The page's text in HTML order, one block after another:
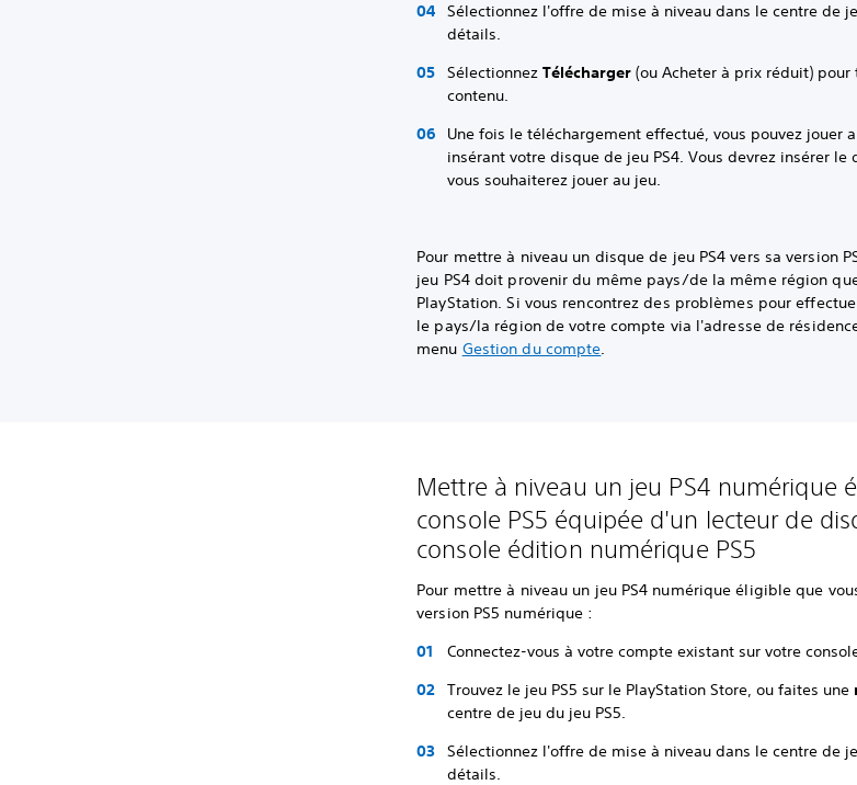
Sélectionnez l'offre de mise à niveau dans le centre de
détails.
SélectionnezTélécharger (ou Acheter à prix réduit)
contenu.
Une fois le téléchargement effectué, vous pouvez jouer
insérant votre disque de jeu PS4. Vous devrez insérer
vous souhaiterez jouer au jeu.
Pour mettre à niveau un disque de jeu PS4 vers sa version
jeu PS4 doit provenir du même pays/de la même région
PlayStation. Si vous rencontrez des problèmes pour
le pays/la région de votre compte via l'adresse de
menu Gestion du compte.
Mettre à niveau un jeu PS4 numérique
console PS5 équipée d'un lecteur de
console édition numérique PS5
Pour mettre à niveau un jeu PS4 numérique éligible que
version PS5 numérique :
Connectez-vous à votre compte existant sur votre
Trouvez le jeu PS5 sur le PlayStation Store, ou faites une
centre de jeu du jeu PS5.
Sélectionnez l'offre de mise à niveau dans le centre de
détails.